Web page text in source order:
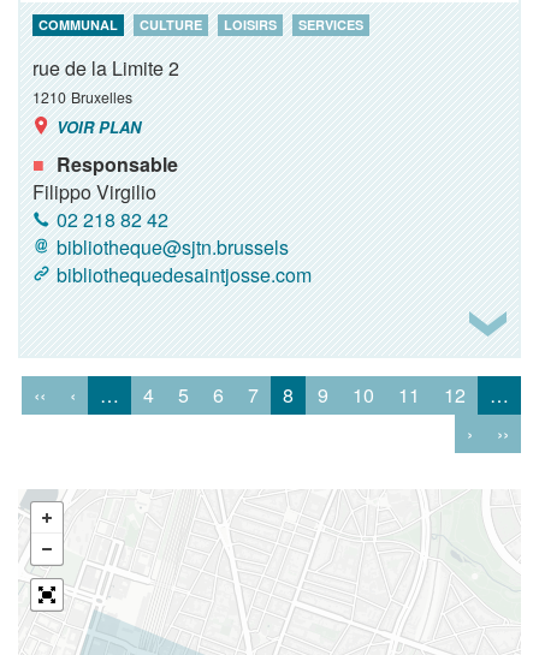
COMMUNAL CULTURE LOISIRS SERVICES
rue de la Limite 2
1210 Bruxelles
VOIR PLAN
Responsable
Filippo Virgilio
02 218 82 42
bibliotheque@sjtn.brussels
bibliothequedesaintjosse.com
‹‹ ‹ … 4 5 6 7 8 9 10 11 12
…
›
››